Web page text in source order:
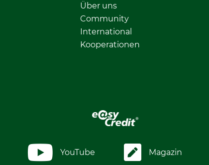
Über uns
Community
International
Kooperationen
YouTube Magazin